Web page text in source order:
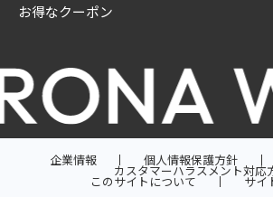
お得なクーポン
企業情報 個人情報保護方針
カスタマーハラスメント対応
このサイトについて サイ